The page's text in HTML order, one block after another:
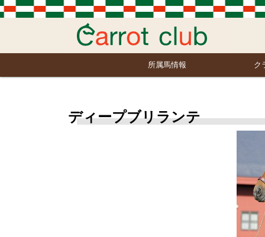
所属馬情報 ク
ディープブリランテ